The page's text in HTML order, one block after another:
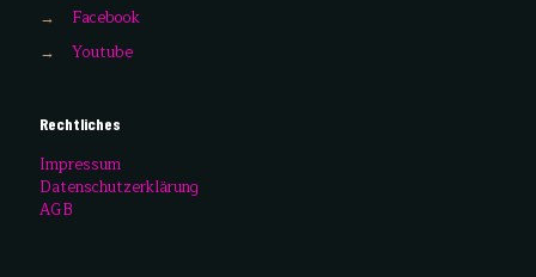
→
Facebook
→
Youtube
Rechtliches
Impressum
Datenschutzerklärung
AGB